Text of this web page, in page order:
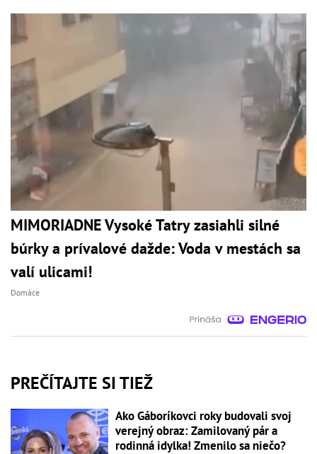
MIMORIADNE Vysoké Tatry zasiahli silné
búrky a prívalové dažde: Voda v mestách sa
valí ulicami!
Domáce
PREČÍTAJTE SI TIEŽ
Ako Gáboríkovci roky budovali svoj
verejný obraz: Zamilovaný pár a
rodinná idylka! Zmenilo sa niečo?